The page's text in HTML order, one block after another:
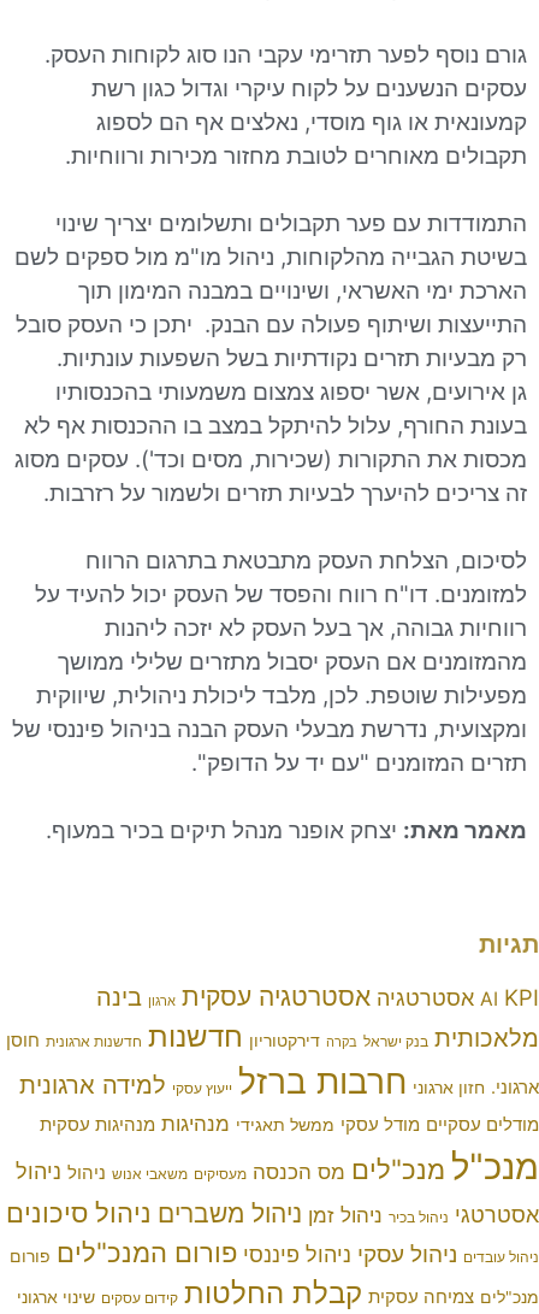
לפער תזרימי עקבי הנו סוג לקוחות העסק.
על לקוח עיקרי וגדול כגון רשת
או גוף מוסדי, נאלצים אף הם לספוג
מאוחרים לטובת מחזור מכירות ורווחיות.
עם פער תקבולים ותשלומים יצריך שינוי
מהלקוחות, ניהול מו"מ מול ספקים לשם
האשראי, ושינויים במבנה המימון תוך
ושיתוף פעולה עם הבנק. יתכן כי העסק סובל
תזרים נקודתיות בשל השפעות עונתיות.
אשר יספוג צמצום משמעותי בהכנסותיו
עלול להיתקל במצב בו ההכנסות אף לא
התקורות (שכירות, מסים וכד'). עסקים מסוג
להיערך לבעיות תזרים ולשמור על רזרבות.
הצלחת העסק מתבטאת בתרגום הרווח
דו"ח רווח והפסד של העסק יכול להעיד על
גבוהה, אך בעל העסק לא יזכה ליהנות
אם העסק יסבול מתזרים שלילי ממושך
שוטפת. לכן, מלבד ליכולת ניהולית, שיווקית
נדרשת מבעלי העסק הבנה בניהול פיננסי של
"עם יד על הדופק".
יצחק אופנר מנהל תיקים בכיר במעוף.
אסטרטגיה עסקית ארגון בינה
בנק ישראל בקרה דירקטוריון חדשנות חדשנות ארגונית חוסן
חרבות ברזל ייעוץ עסקי למידה ארגונית
מודל עסקי ממשל תאגידי מנהיגות מנהיגות עסקית
מנכ"לים מס הכנסה מעסיקים משאבי אנוש ניהול ניהול
ניהול בכיר ניהול זמן ניהול משברים ניהול סיכונים
עסקי ניהול פיננסי פורום המנכ"לים פורום
עסקית קבלת החלטות קידום עסקים שינוי ארגוני